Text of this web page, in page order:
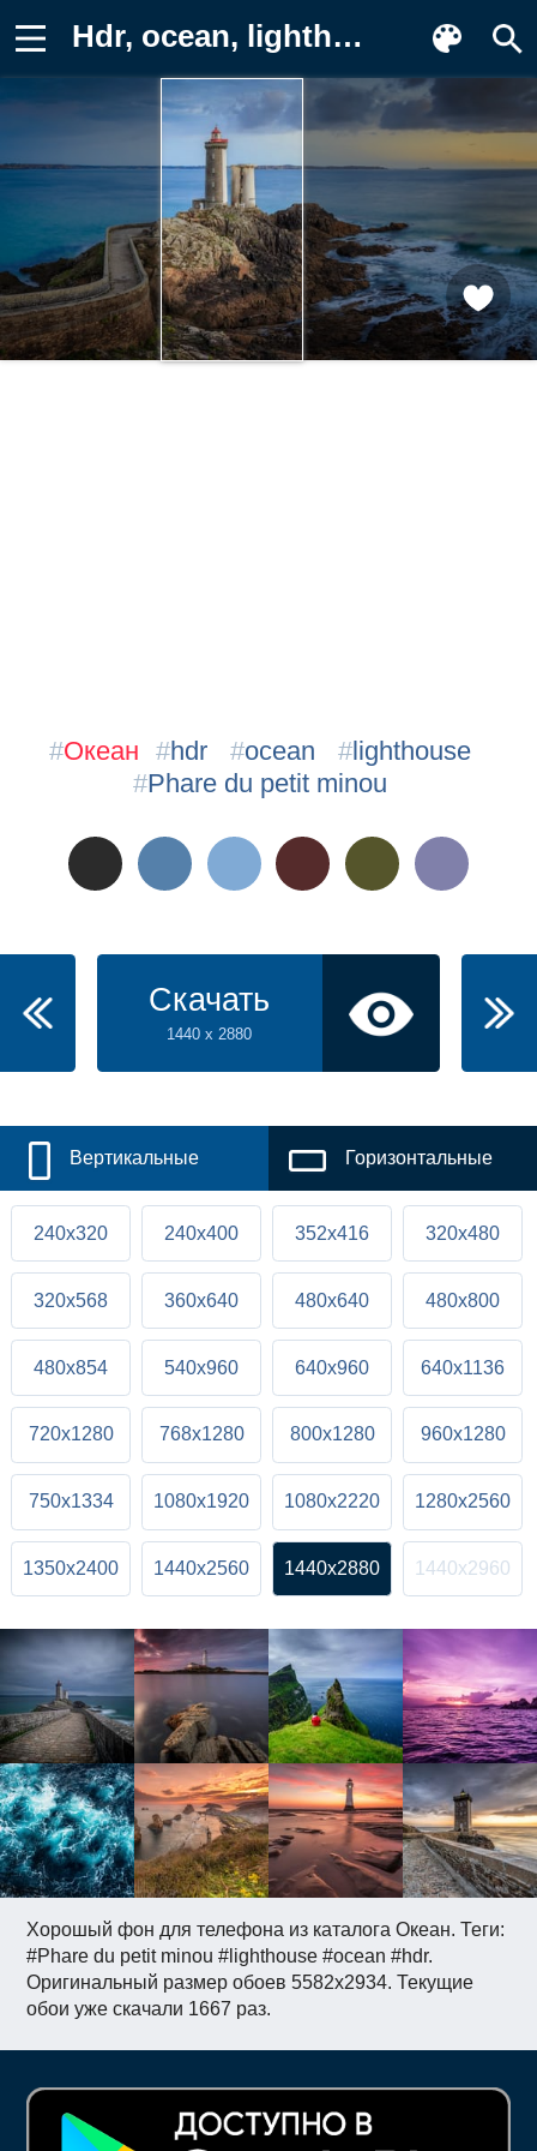
Hdr, ocean, lighthouse, Phare du petit Обои для телефона
Хорошый фон для телефона из каталога Океан. Теги:
#Phare du petit minou #lighthouse #ocean #hdr.
Оригинальный размер обоев 5582x2934. Текущие
обои уже скачали 1667 раз.
#Океан #hdr #ocean #lighthouse
#Phare du petit minou
Скачать
1440 x 2880
Вертикальные Горизонтальные
240x320 240x400 352x416 320x480
320x568 360x640 480x640 480x800
480x854 540x960 640x960 640x1136
720x1280 768x1280 800x1280 960x1280
750x1334 1080x1920 1080x2220 1280x2560
1350x2400 1440x2560 1440x2880 1440x2960